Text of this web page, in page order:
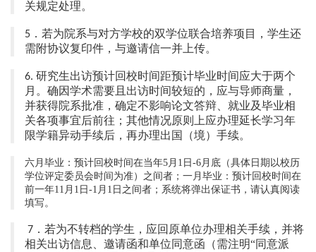
关规定处理。
5 ．若为院系与对方学校的双学位联合培养项目，学生还
需附协议复印件，与邀请信一并上传。
6. 研究生出访预计回校时间距预计毕业时间应大于两个
月。确因学术需要且出访时间较短的，应与导师商量，
并获得院系批准，确定不影响论文答辩、就业及毕业相
关各项事宜后前往；其他情况原则上应办理延长学习年
限学籍异动手续后，再办理出国（境）手续。
六月毕业：预计回校时间在当年5月1日-6月底（具体日期以校历
学位评定委员会时间为准）之间者；一月毕业：预计回校时间在
前一年11月1日-1月1日之间者；系统将弹出保证书，请认真阅读
填写。
7 ．若为不转档的学生，应回原单位办理相关手续，并将
相关出访信息、邀请函和单位同意函（需注明“同意派